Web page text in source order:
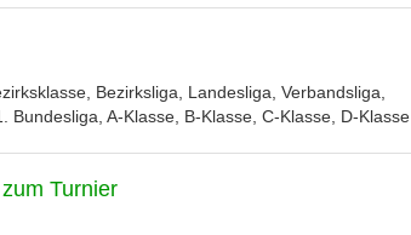
Bezirksliga, Landesliga, Verbandsliga,
Bundesliga, A-Klasse, B-Klasse, C-Klasse, D-Klasse
Turnier